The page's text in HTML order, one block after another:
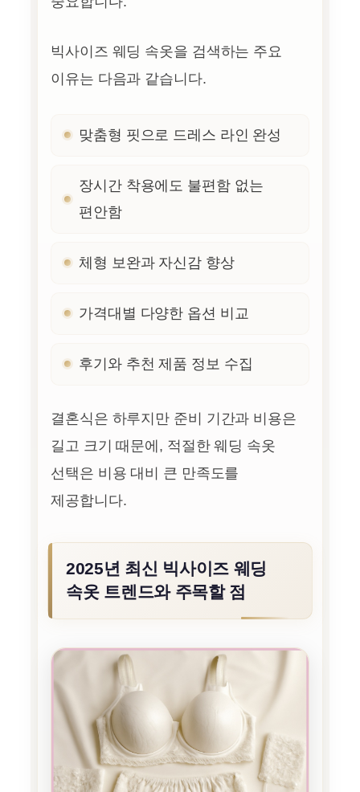
빅사이즈 웨딩 속옷을 검색하는 주요
이유는 다음과 같습니다.
맞춤형 핏으로 드레스 라인 완성
장시간 착용에도 불편함 없는
편안함
체형 보완과 자신감 향상
가격대별 다양한 옵션 비교
후기와 추천 제품 정보 수집
결혼식은 하루지만 준비 기간과 비용은
길고 크기 때문에, 적절한 웨딩 속옷
선택은 비용 대비 큰 만족도를
제공합니다.
2025년 최신 빅사이즈 웨딩
속옷 트렌드와 주목할 점